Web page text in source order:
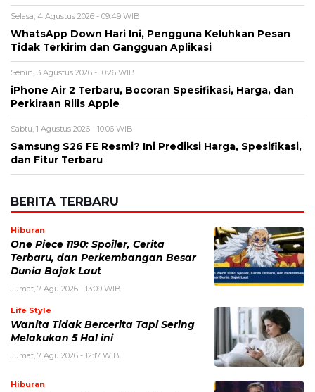
Selasa, 4 Agustus 2026 - 09:49 WIB
WhatsApp Down Hari Ini, Pengguna Keluhkan Pesan
Tidak Terkirim dan Gangguan Aplikasi
Senin, 3 Agustus 2026 - 10:26 WIB
iPhone Air 2 Terbaru, Bocoran Spesifikasi, Harga, dan
Perkiraan Rilis Apple
Sabtu, 1 Agustus 2026 - 10:06 WIB
Samsung S26 FE Resmi? Ini Prediksi Harga, Spesifikasi,
dan Fitur Terbaru
BERITA TERBARU
Hiburan
One Piece 1190: Spoiler, Cerita
Terbaru, dan Perkembangan Besar
Dunia Bajak Laut
Jumat, 7 Agu 2026 - 13:09 WIB
Life Style
Wanita Tidak Bercerita Tapi Sering
Melakukan 5 Hal ini
Jumat, 7 Agu 2026 - 12:17 WIB
Hiburan